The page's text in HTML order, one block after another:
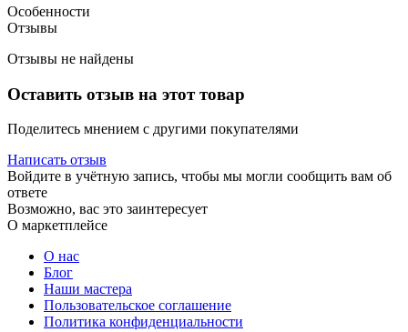
Особенности
Отзывы
Отзывы не найдены
Оставить отзыв на этот товар
Поделитесь мнением с другими покупателями
Написать отзыв
Войдите в учётную запись, чтобы мы могли сообщить вам об
ответе
Возможно, вас это заинтересует
О маркетплейсе
О нас
Блог
Наши мастера
Пользовательское соглашение
Политика конфиденциальности